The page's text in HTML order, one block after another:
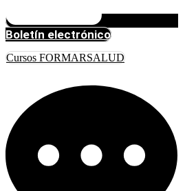
Boletín electrónico
Cursos FORMARSALUD